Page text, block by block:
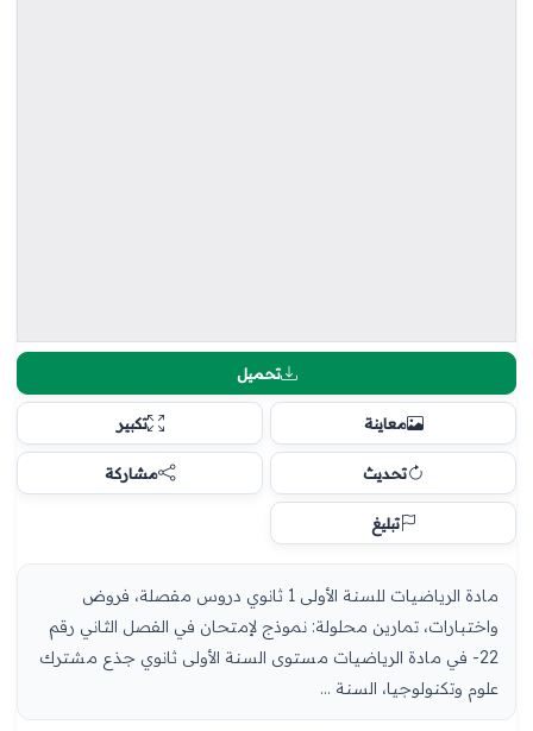
تحميل
معاينة تكبير
تحديث مشاركة
تبليغ
مادة الرياضيات للسنة الأولى 1 ثانوي دروس مفصلة، فروض
واختبارات، تمارين محلولة: نموذج لإمتحان في الفصل الثاني رقم
22- في مادة الرياضيات مستوى السنة الأولى ثانوي جذع مشترك
علوم وتكنولوجيا، السنة ...